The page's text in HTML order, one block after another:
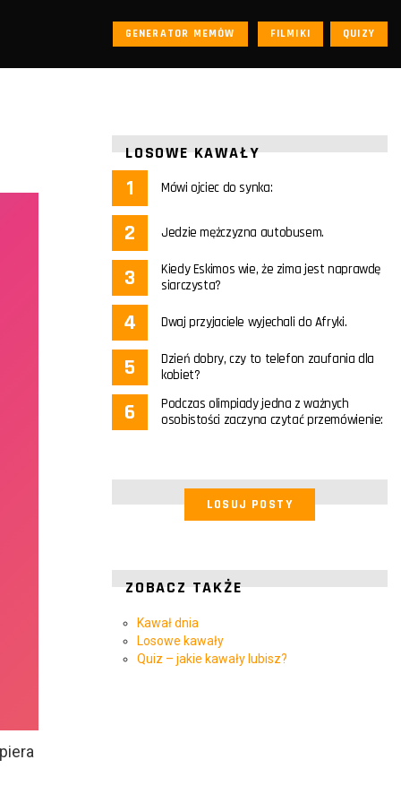
GENERATOR MEMÓW FILMIKI QUIZY
LOSOWE KAWAŁY
Mówi ojciec do synka:
Jedzie mężczyzna autobusem.
Kiedy Eskimos wie, że zima jest naprawdę
siarczysta?
Dwaj przyjaciele wyjechali do Afryki.
Dzień dobry, czy to telefon zaufania dla
kobiet?
Podczas olimpiady jedna z ważnych
osobistości zaczyna czytać przemówienie:
LOSUJ POSTY
ZOBACZ TAKŻE
Kawał dnia
Losowe kawały
Quiz – jakie kawały lubisz?